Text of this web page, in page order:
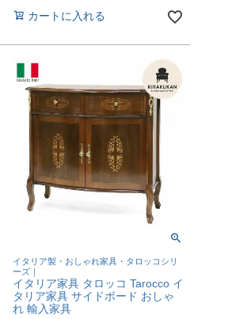
カートに入れる
イタリア製・おしゃれ家具・タロッコシリ
ーズ｜
イタリア家具 タロッコ Tarocco イ
タリア家具 サイドボード おしゃ
れ 輸入家具